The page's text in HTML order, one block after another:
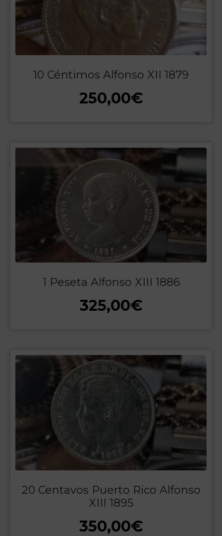
10 Céntimos Alfonso XII 1879
250,00€
1 Peseta Alfonso XIII 1886
325,00€
20 Centavos Puerto Rico Alfonso
XIII 1895
350,00€